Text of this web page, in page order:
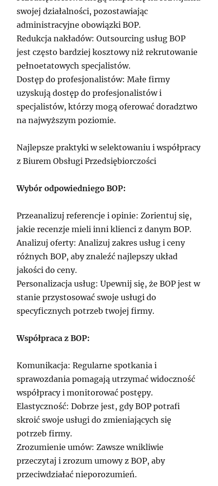
swojej działalności, pozostawiając
administracyjne obowiązki BOP.
Redukcja nakładów: Outsourcing usług BOP
jest często bardziej kosztowy niż rekrutowanie
pełnoetatowych specjalistów.
Dostęp do profesjonalistów: Małe firmy
uzyskują dostęp do profesjonalistów i
specjalistów, którzy mogą oferować doradztwo
na najwyższym poziomie.
Najlepsze praktyki w selektowaniu i współpracy
z Biurem Obsługi Przedsiębiorczości
Wybór odpowiedniego BOP:
Przeanalizuj referencje i opinie: Zorientuj się,
jakie recenzje mieli inni klienci z danym BOP.
Analizuj oferty: Analizuj zakres usług i ceny
różnych BOP, aby znaleźć najlepszy układ
jakości do ceny.
Personalizacja usług: Upewnij się, że BOP jest w
stanie przystosować swoje usługi do
specyficznych potrzeb twojej firmy.
Współpraca z BOP:
Komunikacja: Regularne spotkania i
sprawozdania pomagają utrzymać widoczność
współpracy i monitorować postępy.
Elastyczność: Dobrze jest, gdy BOP potrafi
skroić swoje usługi do zmieniających się
potrzeb firmy.
Zrozumienie umów: Zawsze wnikliwie
przeczytaj i zrozum umowy z BOP, aby
przeciwdziałać nieporozumień.